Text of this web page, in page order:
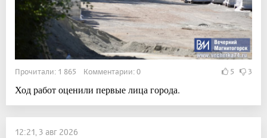
Прочитали: 1 865 Комментарии: 0 5 3
Ход работ оценили первые лица города.
12:21, 3 авг 2026